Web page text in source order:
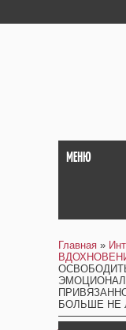
МЕНЮ
Главная »
БОЛЬШЕ НЕ